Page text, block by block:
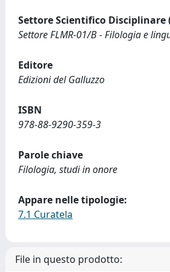
Settore Scientifico Disciplinare
Settore FLMR-01/B - Filologia e
Editore
Edizioni del Galluzzo
ISBN
978-88-9290-359-3
Parole chiave
Filologia, studi in onore
Appare nelle tipologie:
7.1 Curatela
File in questo prodotto: